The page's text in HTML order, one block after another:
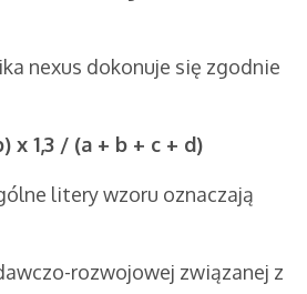
nexus dokonuje się zgodnie
x 1,3 / (a + b + c + d)
litery wzoru oznaczają
rozwojowej związanej z